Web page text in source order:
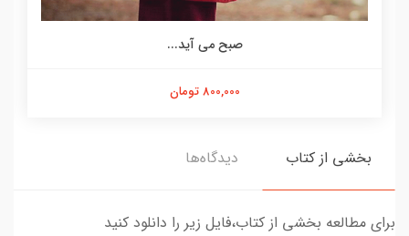
صبح می آید...
800,000 تومان
بخشی از کتاب دیدگاه‌ها
برای مطالعه بخشی از کتاب،فایل زیر را دانلود کنید